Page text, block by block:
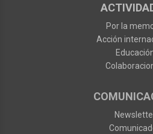
Por la
Acción